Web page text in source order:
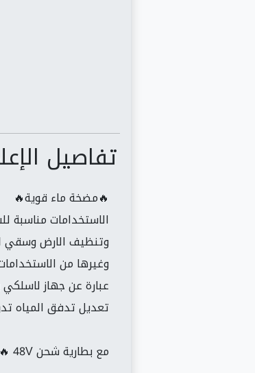
تفاصيل
🔥مضخة ماء قوية🔥
الاستخدامات مناسبة
وتنظيف الارض وسقي
وغيرها من
عبارة عن جهاز
تعديل تدفق المياه
مع بطارية شحن 48V 🔥🔥🔥